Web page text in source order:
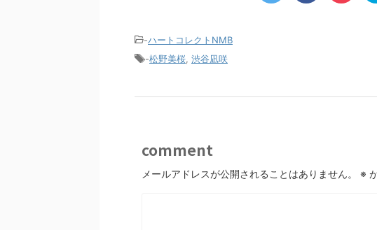
-ハートコレクトNMB
-松野美桜 渋谷凪咲
comment
メールアドレスが公開されることはありません。 ※